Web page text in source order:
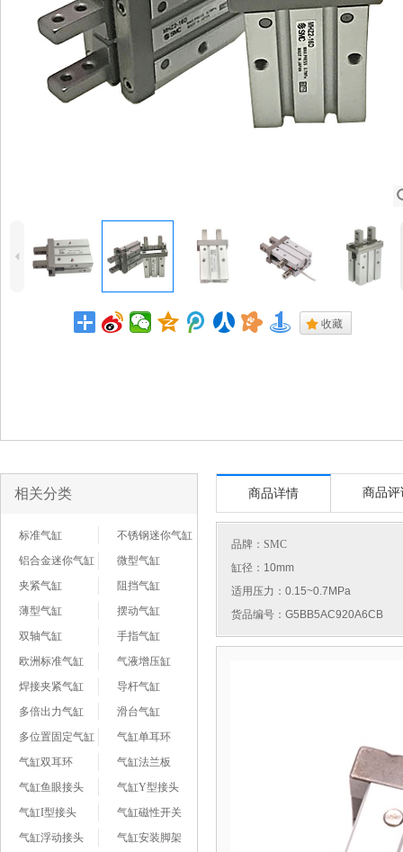
4
. 收藏
相关分类
标准气缸
不锈钢迷你气缸
铝合金迷你气缸
微型气缸
夹紧气缸
阻挡气缸
薄型气缸
摆动气缸
双轴气缸
手指气缸
欧洲标准气缸
气液增压缸
焊接夹紧气缸
导杆气缸
多倍出力气缸
滑台气缸
多位置固定气缸
气缸单耳环
气缸双耳环
气缸法兰板
气缸鱼眼接头
气缸Y型接头
气缸I型接头
气缸磁性开关
气缸浮动接头
气缸安装脚架
商品详情 商品评
品牌： SMC
缸径：10mm
适用压力：0.15~0.7MPa
货品编号：G5BB5AC920A6CB